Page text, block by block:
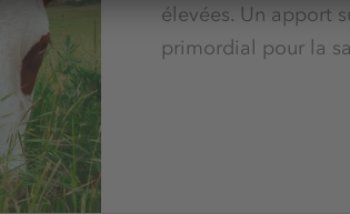
des
possibles vont,
tension
En
élevées. Un apport
primordial pour la